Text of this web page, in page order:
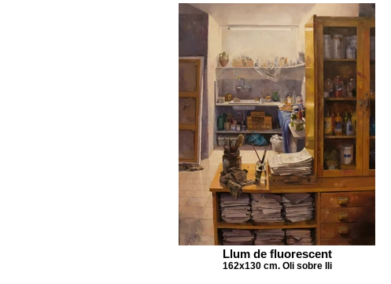
Llum de fluorescent
162x130 cm. Oli sobre lli